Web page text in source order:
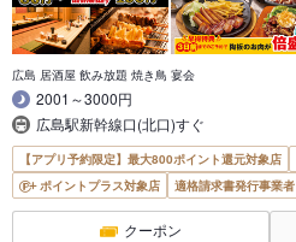
広島 居酒屋 飲み放題 焼き鳥 宴会
2001～3000円
広島駅新幹線口(北口)すぐ
【アプリ予約限定】最大800ポイント還元対象店
ポイントプラス対象店
適格請求書発行事業者
クーポン